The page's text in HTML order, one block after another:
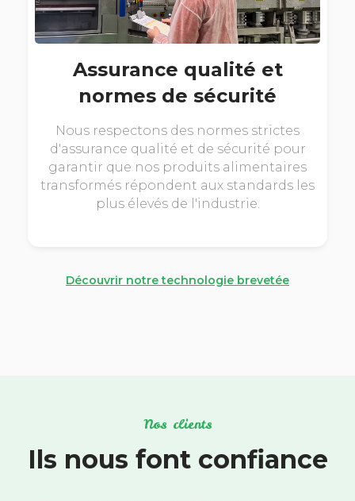
Assurance qualité et
normes de sécurité
Nous respectons des normes strictes
d'assurance qualité et de sécurité pour
garantir que nos produits alimentaires
transformés répondent aux standards les
plus élevés de l'industrie.
Découvrir notre technologie brevetée
Nos clients
Ils nous font confiance